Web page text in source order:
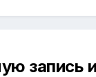
запись